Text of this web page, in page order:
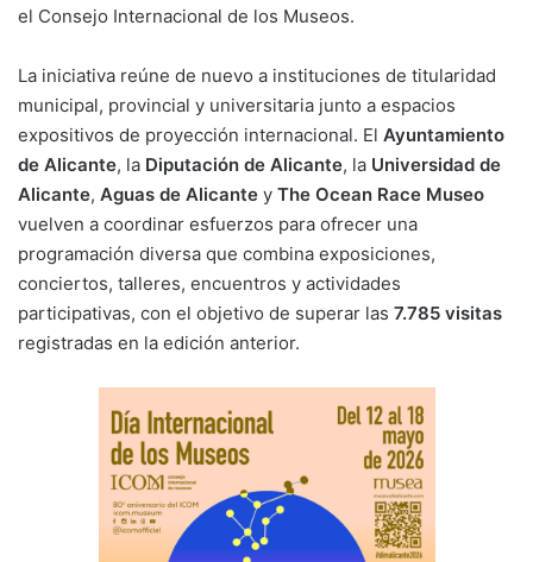
el Consejo Internacional de los Museos.
La iniciativa reúne de nuevo a instituciones de titularidad
municipal, provincial y universitaria junto a espacios
expositivos de proyección internacional. El Ayuntamiento
de Alicante, la Diputación de Alicante, la Universidad de
Alicante, Aguas de Alicante y The Ocean Race Museo
vuelven a coordinar esfuerzos para ofrecer una
programación diversa que combina exposiciones,
conciertos, talleres, encuentros y actividades
participativas, con el objetivo de superar las 7.785 visitas
registradas en la edición anterior.